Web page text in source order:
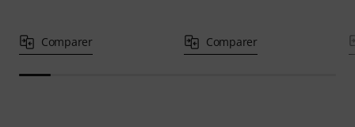
Comparer Comparer